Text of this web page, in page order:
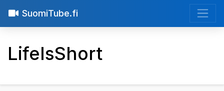
SuomiTube.fi
LifeIsShort